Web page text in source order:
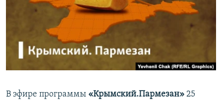
ПОБЕДИТЕЛЕЙ НЕ СУДЯТ?
КРЫМ.НЕПОКОРЕННЫЙ
ELIFBE
ПРИСОЕДИНЯЙТЕСЬ!
В эфире программы «Крымский.Пармезан» 25